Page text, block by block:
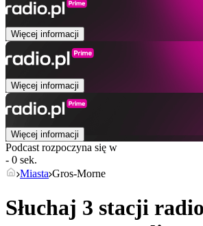
Więcej informacji
Więcej informacji
Więcej informacji
Podcast rozpoczyna się w
- 0 sek.
Miasta Gros-Morne
Słuchaj 3 stacji